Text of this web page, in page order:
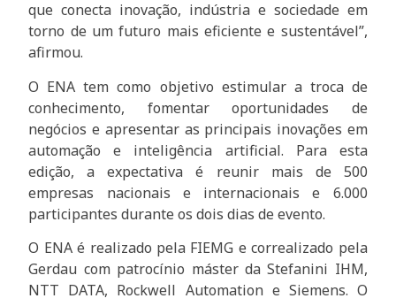
que conecta inovação, indústria e sociedade em
torno de um futuro mais eficiente e sustentável”,
afirmou.
O ENA tem como objetivo estimular a troca de
conhecimento, fomentar oportunidades de
negócios e apresentar as principais inovações em
automação e inteligência artificial. Para esta
edição, a expectativa é reunir mais de 500
empresas nacionais e internacionais e 6.000
participantes durante os dois dias de evento.
O ENA é realizado pela FIEMG e correalizado pela
Gerdau com patrocínio máster da Stefanini IHM,
NTT DATA, Rockwell Automation e Siemens. O